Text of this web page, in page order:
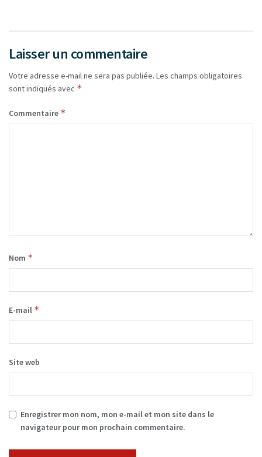
Laisser un commentaire
Votre adresse e-mail ne sera pas publiée. Les champs obligatoires
sont indiqués avec *
Commentaire *
Nom *
E-mail *
Site web
Enregistrer mon nom, mon e-mail et mon site dans le
navigateur pour mon prochain commentaire.